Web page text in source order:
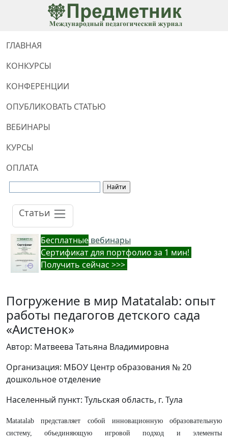
ГЛАВНАЯ
КОНКУРСЫ
КОНФЕРЕНЦИИ
ОПУБЛИКОВАТЬ СТАТЬЮ
ВЕБИНАРЫ
КУРСЫ
ОПЛАТА
Статьи
Бесплатные вебинары
Cертификат для портфолио за 1 мин!
Получить сейчас >>>
Погружение в мир Matatalab: опыт
работы педагогов детского сада
«Аистенок»
Автор: Матвеева Татьяна Владимировна
Организация: МБОУ Центр образования № 20
дошкольное отделение
Населенный пункт: Тульская область, г. Тула
Matatalab представляет собой инновационную образовательную
систему, объединяющую игровой подход и элементы